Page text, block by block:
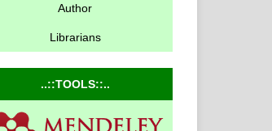
Author
Librarians
..::TOOLS::..